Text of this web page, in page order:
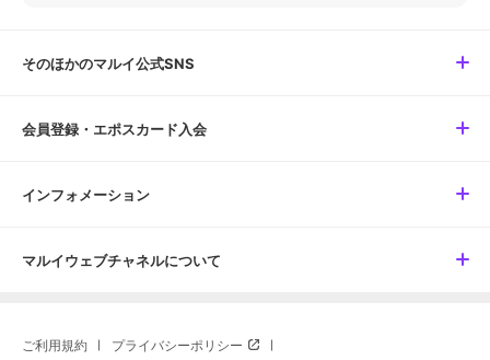
そのほかのマルイ公式SNS
会員登録・エポスカード入会
インフォメーション
マルイウェブチャネルについて
ご利用規約 プライバシーポリシー